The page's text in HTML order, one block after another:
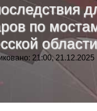
по
области
21:00, 21.12.2025
»